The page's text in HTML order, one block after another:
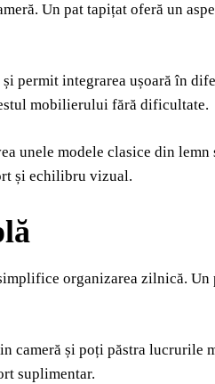
Un pat tapițat oferă un
permit integrarea ușoară în
mobilierului fără dificultate.
unele modele clasice din lemn
și echilibru vizual.
organizarea zilnică. Un
cameră și poți păstra lucrurile
suplimentar.